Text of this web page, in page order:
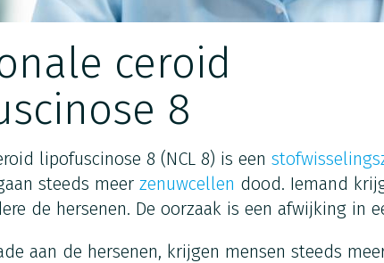
ceroid
8
lipofuscinose 8 (NCL 8) is een
steeds meer zenuwcellen dood. Iemand
de hersenen. De oorzaak is een afwijking in
aan de hersenen, krijgen mensen steeds